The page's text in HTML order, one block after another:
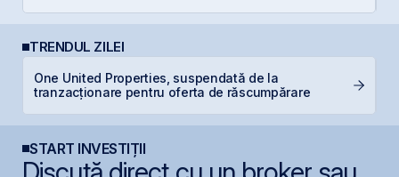
TRENDUL ZILEI
One United Properties, suspendată de la
tranzacționare pentru oferta de răscumpărare
START INVESTIȚII